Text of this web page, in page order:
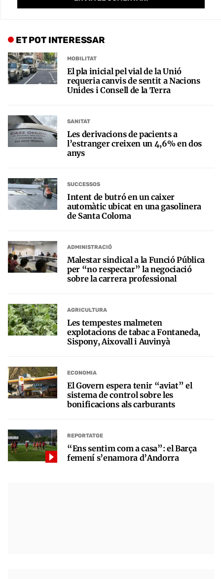
ET POT INTERESSAR
MOBILITAT
El pla inicial pel vial de la Unió
requeria canvis de sentit a Nacions
Unides i Consell de la Terra
SANITAT
Les derivacions de pacients a
l’estranger creixen un 4,6% en dos
anys
SUCCESSOS
Intent de butró en un caixer
automàtic ubicat en una gasolinera
de Santa Coloma
ADMINISTRACIÓ
Malestar sindical a la Funció Pública
per “no respectar” la negociació
sobre la carrera professional
AGRICULTURA
Les tempestes malmeten
explotacions de tabac a Fontaneda,
Sispony, Aixovall i Auvinyà
ECONOMIA
El Govern espera tenir “aviat” el
sistema de control sobre les
bonificacions als carburants
REPORTATGE
“Ens sentim com a casa”: el Barça
femení s’enamora d’Andorra